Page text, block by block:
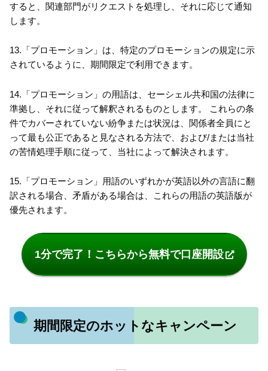
すると、関連部門がリクエストを処理し、それに応じて通知
します。
13.「プロモーション」は、特定のプロモーションの規定に示
されているように、期間限定で利用できます。
14.「プロモーション」の用語は、セーシェル共和国の法律に
準拠し、それに従って解釈されるものとします。 これらの条
件でカバーされていない紛争または状況は、関係者全員にと
って最も公正であると見なされる方法で、および/または当社
の苦情処理手順に従って、当社によって解決されます。
15.「プロモーション」用語のいずれかが英語以外の言語に翻
訳される場合、矛盾がある場合は、これらの用語の英語版が
優先されます。
1分で完了！こちらから無料で口座開設
期間限定のホットなキャンペーン